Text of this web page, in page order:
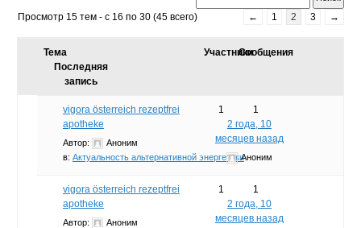
Просмотр 15 тем - с 16 по 30 (45 всего) ← 1 2 3 →
Тема УчастникиСообщения
Последняя
запись
vigora österreich rezeptfrei
apotheke
Автор:
Аноним
в: Актуальность альтернативной энергетики
1
1
2 года, 10
месяцев назад
Аноним
vigora österreich rezeptfrei
apotheke
Автор:
Аноним
1
1
2 года, 10
месяцев назад